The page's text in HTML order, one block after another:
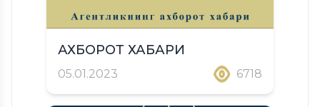
АХБОРОТ ХАБАРИ
05.01.2023 6718